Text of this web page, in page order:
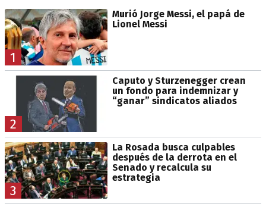
1
Murió Jorge Messi, el papá de
Lionel Messi
2
Caputo y Sturzenegger crean
un fondo para indemnizar y
“ganar” sindicatos aliados
3
La Rosada busca culpables
después de la derrota en el
Senado y recalcula su
estrategia